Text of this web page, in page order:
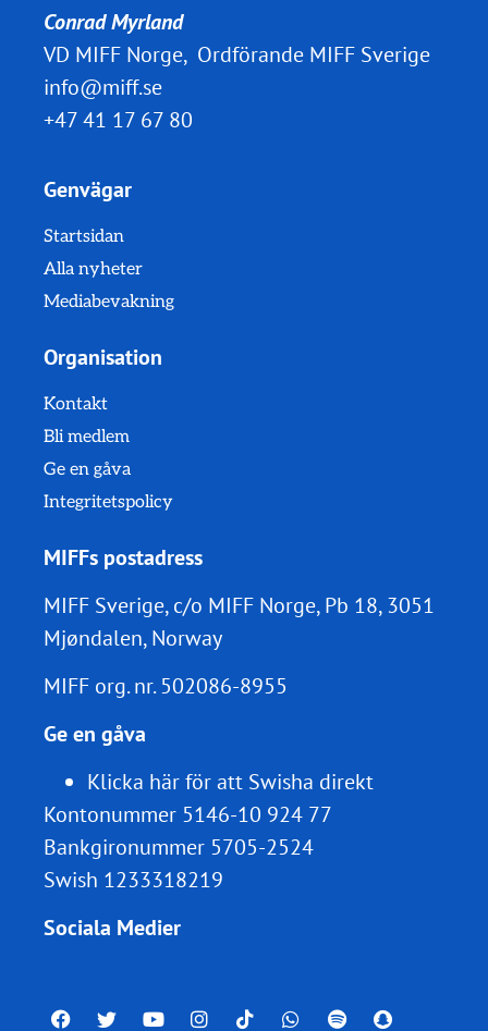
Conrad Myrland
VD MIFF Norge, Ordförande MIFF Sverige
info@miff.se
+47 41 17 67 80
Genvägar
Startsidan
Alla nyheter
Mediabevakning
Organisation
Kontakt
Bli medlem
Ge en gåva
Integritetspolicy
MIFFs postadress
MIFF Sverige, c/o MIFF Norge, Pb 18, 3051
Mjøndalen, Norway
MIFF org. nr.502086-8955
Ge en gåva
Klicka här för att Swisha direkt
Kontonummer 5146-10 924 77
Bankgironummer 5705-2524
Swish 1233318219
Sociala Medier